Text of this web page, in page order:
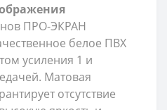
ПРО-ЭКРАН
белое ПВХ
усиления 1 и
Матовая
отсутствие